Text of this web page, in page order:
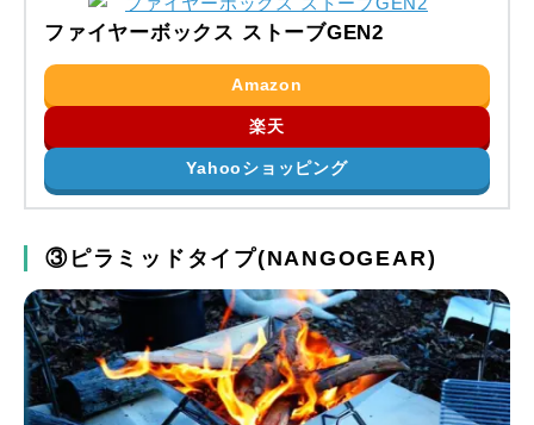
ファイヤーボックス ストーブGEN2
Amazon
楽天
Yahooショッピング
③ピラミッドタイプ(NANGOGEAR)